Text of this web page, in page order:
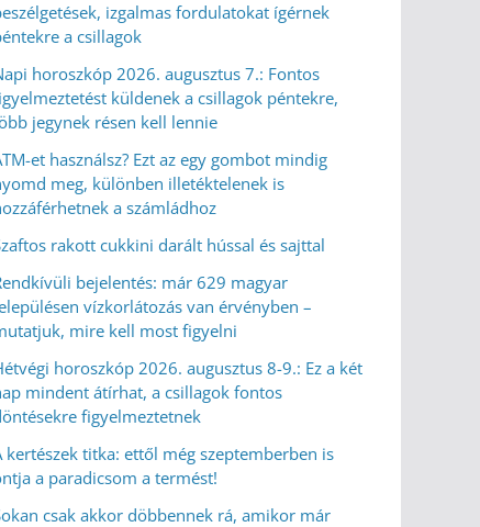
izgalmas fordulatokat ígérnek
a csillagok
horoszkóp 2026. augusztus 7.: Fontos
küldenek a csillagok péntekre,
jegynek résen kell lennie
et használsz? Ezt az egy gombot mindig
meg, különben illetéktelenek is
a számládhoz
rakott cukkini darált hússal és sajttal
bejelentés: már 629 magyar
vízkorlátozás van érvényben –
mire kell most figyelni
horoszkóp 2026. augusztus 8-9.: Ez a két
mindent átírhat, a csillagok fontos
figyelmeztetnek
kertészek titka: ettől még szeptemberben is
a paradicsom a termést!
csak akkor döbbennek rá, amikor már